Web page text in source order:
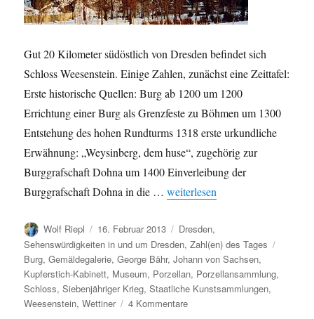
Gut 20 Kilometer südöstlich von Dresden befindet sich
Schloss Weesenstein. Einige Zahlen, zunächst eine Zeittafel:
Erste historische Quellen: Burg ab 1200 um 1200
Errichtung einer Burg als Grenzfeste zu Böhmen um 1300
Entstehung des hohen Rundturms 1318 erste urkundliche
Erwähnung: „Weysinberg, dem huse“, zugehörig zur
Burggrafschaft Dohna um 1400 Einverleibung der
Burggrafschaft Dohna in die …„Schloss Weesenstein in Zahlen“
weiterlesen
Autor
Wolf Riepl
Veröffentlicht
am
16. Februar 2013 Kategorien
Dresden,
Sehenswürdigkeiten in und um Dresden,Zahl(en) des Tages
Burg,Gemäldegalerie,George Bähr,Johann von Sachsen,
Kupferstich-Kabinett, Museum, Porzellan, Porzellansammlung,
Schloss,Siebenjähriger Krieg,Staatliche Kunstsammlungen,
Weesenstein,Wettiner 4 Kommentarezu